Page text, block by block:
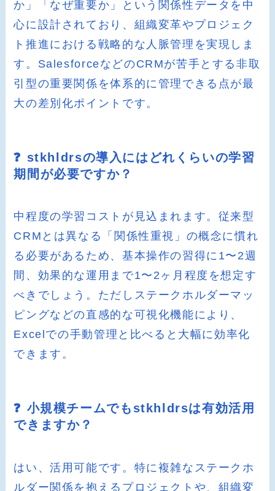
か」「なぜ重要か」という関係性データを中
心に設計されており、組織変革やプロジェク
ト推進における戦略的な人脈管理を実現しま
す。SalesforceなどのCRMが苦手とする非取
引型の重要関係を体系的に管理できる点が最
大の差別化ポイントです。
❓ stkhldrsの導入にはどれくらいの学習
期間が必要ですか？
中程度の学習コストが見込まれます。従来型
CRMとは異なる「関係性重視」の概念に慣れ
る必要があるため、基本操作の習得に1〜2週
間、効果的な運用まで1〜2ヶ月程度を想定す
べきでしょう。ただしステークホルダーマッ
ピングなどの直感的な可視化機能により、
Excelでの手動管理と比べると大幅に効率化
できます。
❓ 小規模チームでもstkhldrsは有効活用
できますか？
はい、活用可能です。特に複雑なステークホ
ルダー関係を抱えるプロジェクトや、組織変